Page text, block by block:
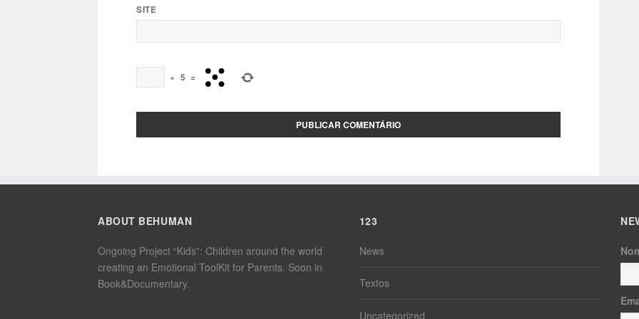
SITE
× 5 =
ABOUT BEHUMAN
Ongoing Project “Kids”: Children around the world
creating an Emotional ToolKit for Parents. Soon in
Book&Documentary.
123
News
Textos
Uncategorized